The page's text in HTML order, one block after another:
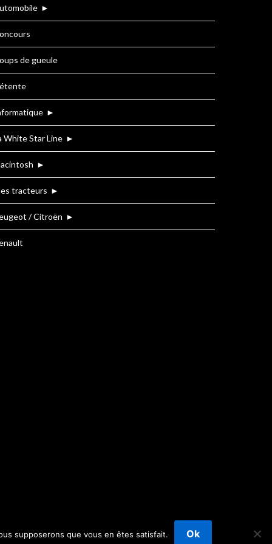
►
de gueule
►
White Star Line ►
►
tracteurs ►
/ Citroën ►
supposerons que vous en êtes satisfait. Ok